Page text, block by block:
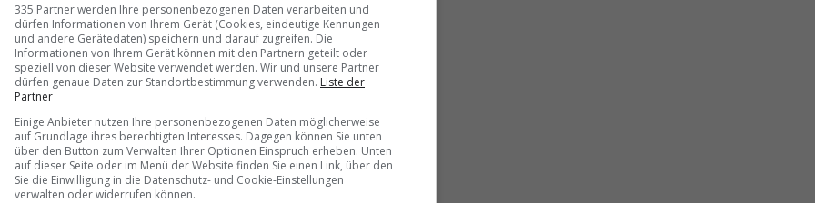
(Argentinien)
Bergen ist die Stadt ein Paradies für Outdoor-Fans. Gleichzeitig
eine warme, einladende Stimmung. Naturerlebnis und
in Hand.
335 Partner werden Ihre personenbezogenen Daten verarbeiten und
dürfen Informationen von Ihrem Gerät (Cookies, eindeutige Kennungen
und andere Gerätedaten) speichern und darauf zugreifen. Die
Informationen von Ihrem Gerät können mit den Partnern geteilt oder
speziell von dieser Website verwendet werden. Wir und unsere Partner
dürfen genaue Daten zur Standortbestimmung verwenden. Liste der
Partner
Einige Anbieter nutzen Ihre personenbezogenen Daten möglicherweise
auf Grundlage ihres berechtigten Interesses. Dagegen können Sie unten
über den Button zum Verwalten Ihrer Optionen Einspruch erheben. Unten
auf dieser Seite oder im Menü der Website finden Sie einen Link, über den
Sie die Einwilligung in die Datenschutz- und Cookie-Einstellungen
verwalten oder widerrufen können.